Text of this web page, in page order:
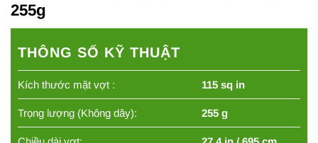
255g
THÔNG SỐ KỸ THUẬT
Kích thước mặt vợt : 115 sq in
Trọng lượng (Không dây): 255 g